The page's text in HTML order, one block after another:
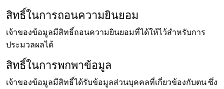
สิทธิ์ในการถอนความยินยอม
เจ้าของข้อมูลมีสิทธิ์ถอนความยินยอมที่ได้ให้ไว้สำหรับการ
ประมวลผลได้
สิทธิ์ในการพกพาข้อมูล
เจ้าของข้อมูลมีสิทธิ์ได้รับข้อมูลส่วนบุคคลที่เกี่ยวข้องกับตน ซึ่ง